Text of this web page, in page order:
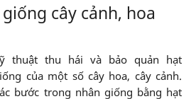
cây cảnh, hoa
thuật thu hái và bảo quản hạt
của một số cây hoa, cây cảnh.
bước trong nhân giống bằng hạt